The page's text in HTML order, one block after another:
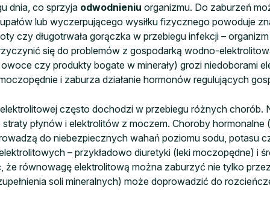
dnia, co sprzyja odwodnieniu organizmu. Do zaburzeń
lub wyczerpującego wysiłku fizycznego powoduje
czy długotrwała gorączka w przebiegu infekcji –
się do problemów z gospodarką wodno-
czy produkty bogate w minerały) grozi niedoborami
i zaburza działanie hormonów regulujących
często dochodzi w przebiegu różnych chorób.
płynów i elektrolitów z moczem. Choroby hormonalne
do niebezpiecznych wahań poziomu sodu, potasu
– przykładowo diuretyki (leki moczopędne) i
równowagę elektrolitową można zaburzyć nie tylko
soli mineralnych) może doprowadzić do